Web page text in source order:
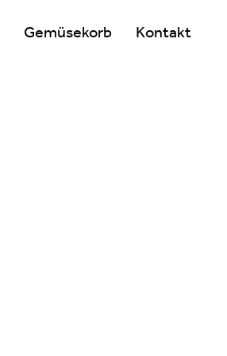
Gemüsekorb Kontakt